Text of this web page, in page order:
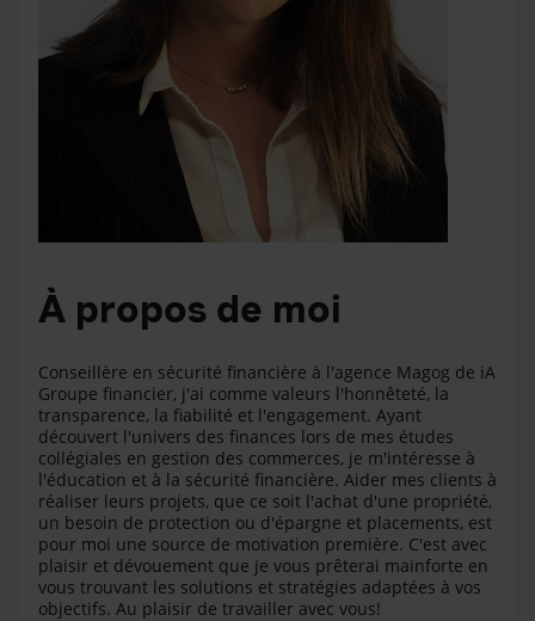
À propos de moi
Conseillère en sécurité financière à l'agence Magog de iA
Groupe financier, j'ai comme valeurs l'honnêteté, la
transparence, la fiabilité et l'engagement. Ayant
découvert l'univers des finances lors de mes études
collégiales en gestion des commerces, je m'intéresse à
l'éducation et à la sécurité financière. Aider mes clients à
réaliser leurs projets, que ce soit l'achat d'une propriété,
un besoin de protection ou d'épargne et placements, est
pour moi une source de motivation première. C'est avec
plaisir et dévouement que je vous prêterai mainforte en
vous trouvant les solutions et stratégies adaptées à vos
objectifs. Au plaisir de travailler avec vous!